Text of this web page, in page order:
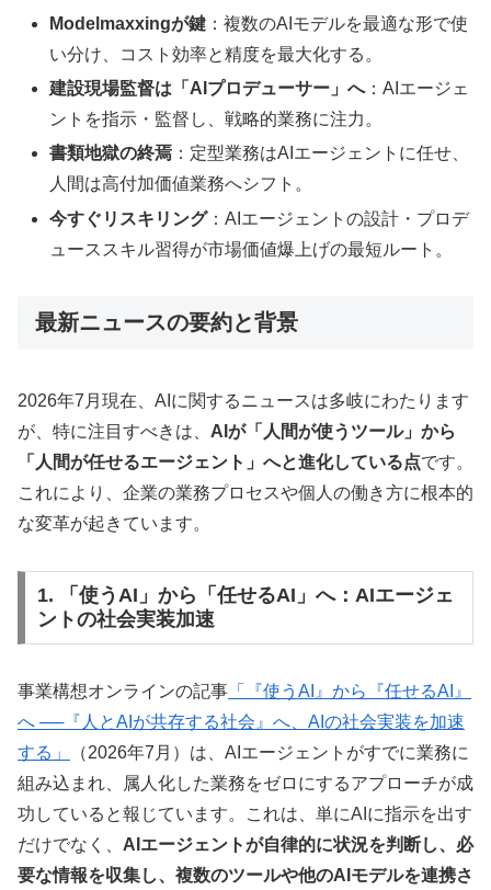
Modelmaxxingが鍵 ：複数のAIモデルを最適な形で使
い分け、コスト効率と精度を最大化する。
建設現場監督は「AIプロデューサー」へ：AIエージェ
ントを指示・監督し、戦略的業務に注力。
書類地獄の終焉 ：定型業務はAIエージェントに任せ、
人間は高付加価値業務へシフト。
今すぐリスキリング：AIエージェントの設計・プロデ
ューススキル習得が市場価値爆上げの最短ルート。
最新ニュースの要約と背景
2026年7月現在、AIに関するニュースは多岐にわたります
が、特に注目すべきは、 AIが「人間が使うツール」から
「人間が任せるエージェント」へと進化している点です。
これにより、企業の業務プロセスや個人の働き方に根本的
な変革が起きています。
1. 「使うAI」から「任せるAI」へ：AIエージェ
ントの社会実装加速
事業構想オンラインの記事 「『使うAI』から『任せるAI』
へ ──『人とAIが共存する社会』へ、AIの社会実装を加速
する」
（2026年7月）は、AIエージェントがすでに業務に
組み込まれ、属人化した業務をゼロにするアプローチが成
功していると報じています。これは、単にAIに指示を出す
だけでなく、 AIエージェントが自律的に状況を判断し、必
要な情報を収集し、複数のツールや他のAIモデルを連携さ